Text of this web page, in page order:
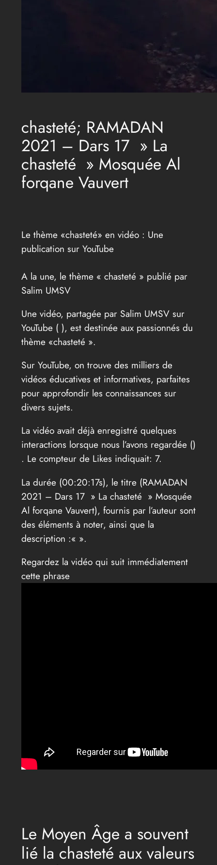
chasteté; RAMADAN
2021 – Dars 17 » La
chasteté » Mosquée Al
forqane Vauvert
Le thème «chasteté» en vidéo : Une
publication sur YouTube
A la une, le thème « chasteté » publié par
Salim UMSV
Une vidéo, partagée par Salim UMSV sur
YouTube ( ), est destinée aux passionnés du
thème «chasteté ».
Sur YouTube, on trouve des milliers de
vidéos éducatives et informatives, parfaites
pour approfondir les connaissances sur
divers sujets.
La vidéo avait déjà enregistré quelques
interactions lorsque nous l’avons regardée ()
. Le compteur de Likes indiquait: 7.
La durée (00:20:17s), le titre (RAMADAN
2021 – Dars 17 » La chasteté » Mosquée
Al forqane Vauvert), fournis par l’auteur sont
des éléments à noter, ainsi que la
description :« ».
Regardez la vidéo qui suit immédiatement
cette phrase
Le Moyen Âge a souvent
lié la chasteté aux valeurs